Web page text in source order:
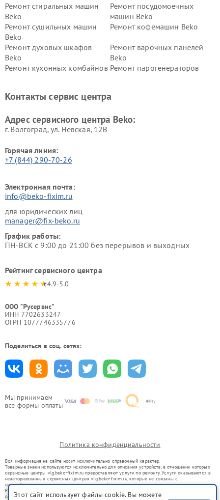
Мы принимаем
все формы оплаты
Ремонт стиральных машин
Beko
Ремонт посудомоечных
машин Beko
Ремонт сушильных машин
Beko
Ремонт кофемашин Beko
Ремонт духовых шкафов
Beko
Ремонт варочных панелей
Beko
Ремонт кухонных комбайнов Ремонт парогенераторов
Ремонт холодильников Beko Ремонт морозильных камер
Контакты сервис центра
Адрес сервисного центра Beko:
г. Волгоград, ул. Невская, 12В
Горячая линия:
+7 (844) 290-70-26
Электронная почта:
info@beko-fixim.ru
для юридических лиц
manager@fix-beko.ru
График работы:
ПН-ВСК с 9:00 до 21:00 без перерывов и выходных
Рейтинг сервисного центра
4.9-5.0
ООО "Русервис"
ИНН 7702633247
ОГРН 1077746335776
Поделиться в соц. сетях:
Политика конфиденциальности
Вся информация на сайте носит исключительно справочный характер.
Товарные знаки используются исключительно для описания устройств, в отношении которых
сервисные центры vlg.beko-fixim.ru предоставляют услуги по ремонту. Услуги оказываются в
неавторизованных сервисных центрах vlg.beko-fixim.ru, которые не связаны с
правообладателями товарных знаков или их официальными представителями.
Ремонт осуществляется для устройств, уже введенных в гражданский оборот в соответствии
со статьей 1487 ГК РФ.
Этот сайт использует файлы cookie. Вы можете